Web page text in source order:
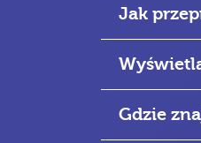
Jak
Gdzie